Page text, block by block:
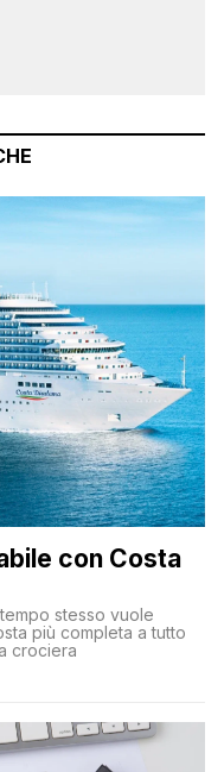
con Costa
stesso vuole
più completa a tutto
crociera